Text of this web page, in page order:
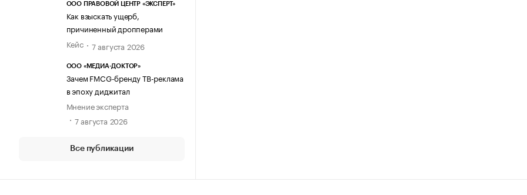
ООО ПРАВОВОЙ ЦЕНТР «ЭКСПЕРТ»
Как взыскать ущерб,
причиненный дропперами
Кейс
7 августа 2026
ООО «МЕДИА-ДОКТОР»
Зачем FMCG-бренду ТВ-реклама
в эпоху диджитал
Мнение эксперта
7 августа 2026
Все публикации